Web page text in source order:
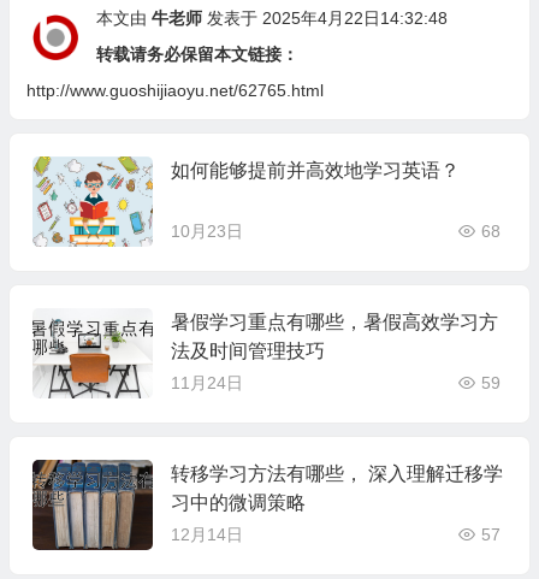
本文由 牛老师发表于 2025年4月22日14:32:48
转载请务必保留本文链接：
http://www.guoshijiaoyu.net/62765.html
如何能够提前并高效地学习英语？
10月23日 68
暑假学习重点有哪些，暑假高效学习方
法及时间管理技巧
11月24日 59
转移学习方法有哪些， 深入理解迁移学
习中的微调策略
12月14日 57